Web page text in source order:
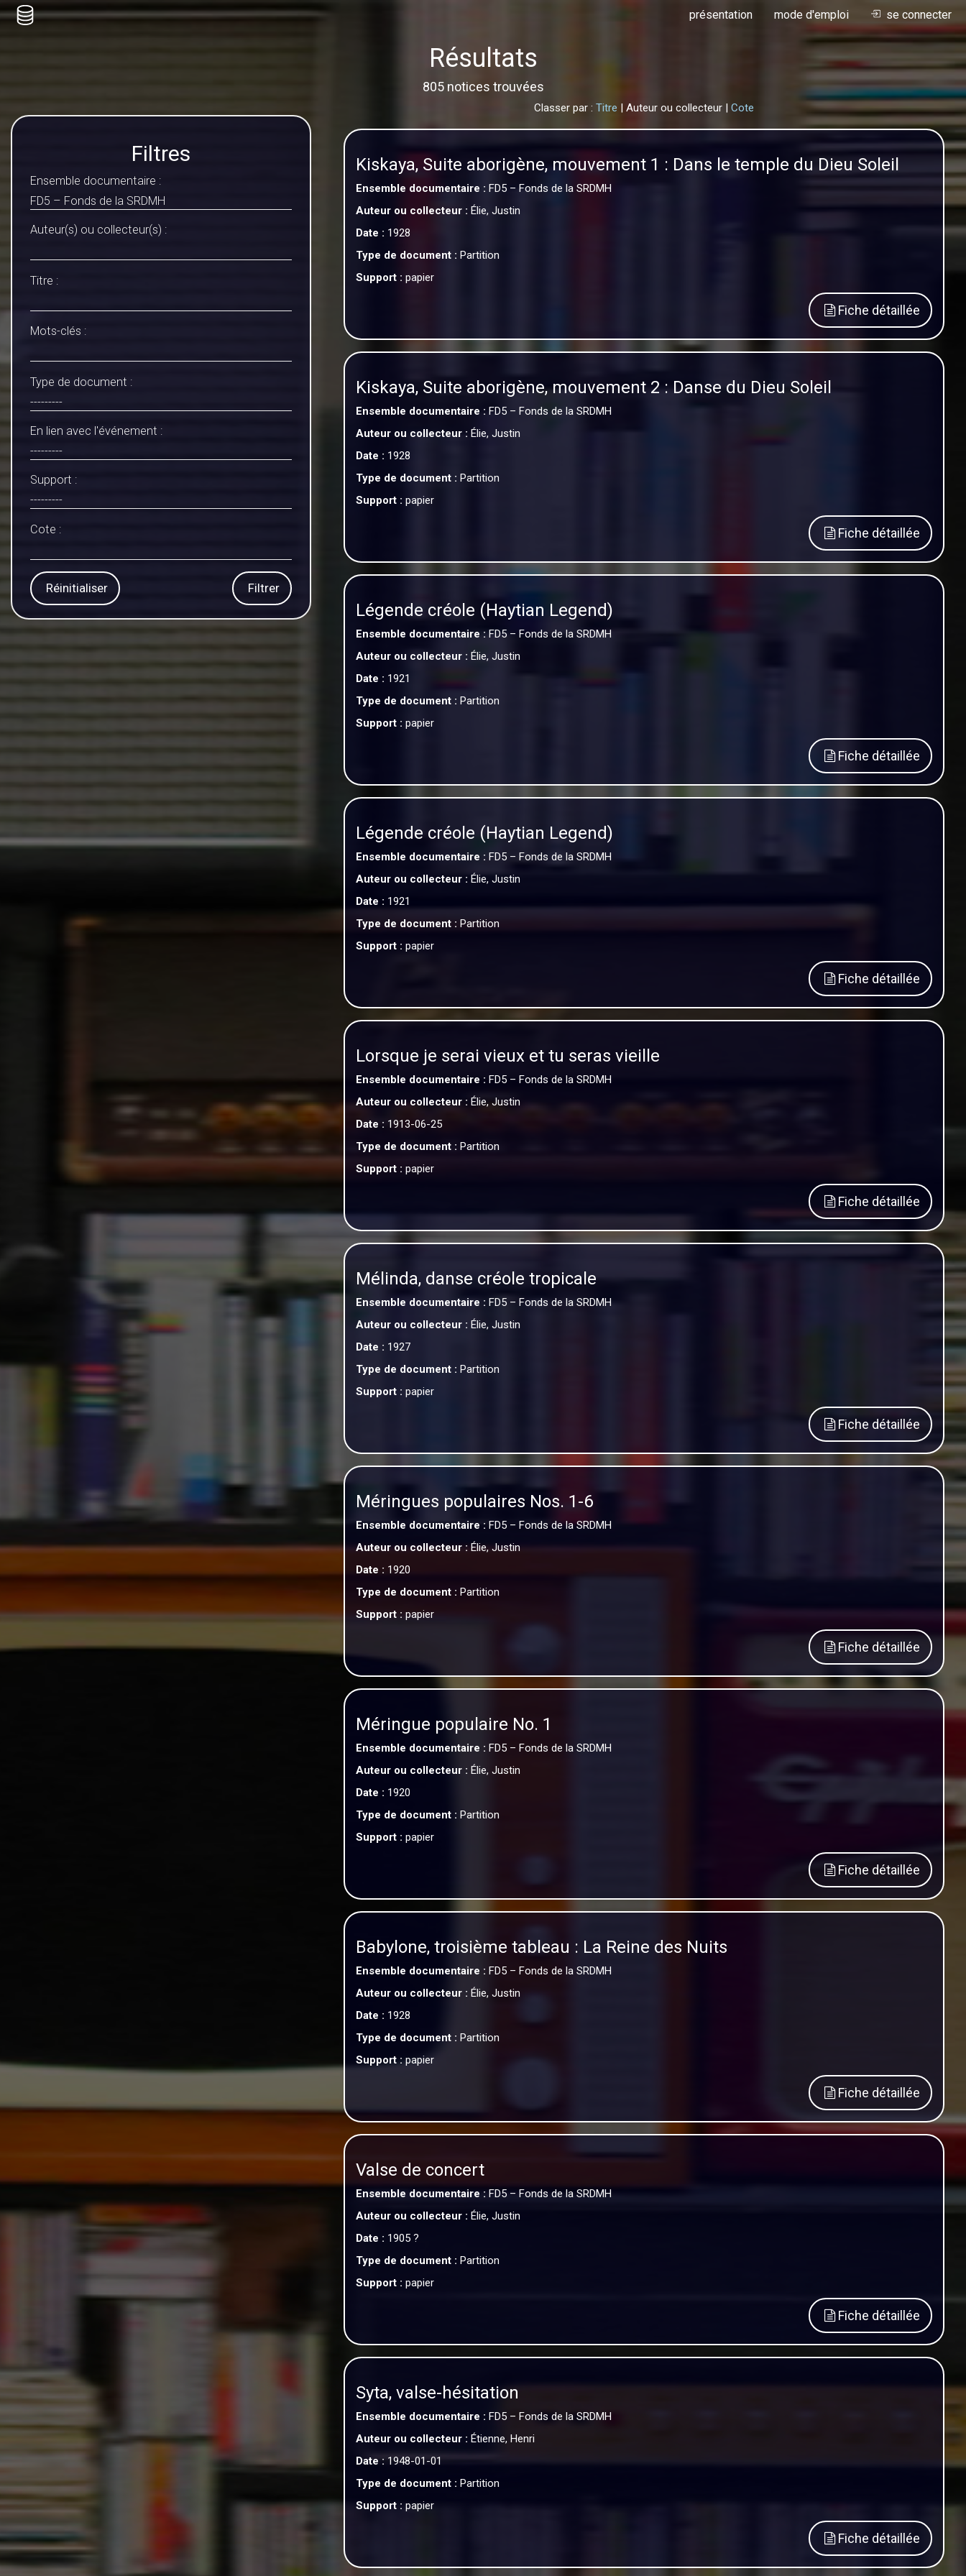
présentation mode d'emploi se connecter
Résultats
805 notices trouvées
Filtres
Ensemble documentaire :
Auteur(s) ou collecteur(s) :
Titre :
Mots-clés :
Type de document :
En lien avec l'événement :
Support :
Cote :
Filtrer
Réinitialiser
Classer par : Titre | Auteur ou collecteur | Cote
Kiskaya, Suite aborigène, mouvement 1 : Dans le temple du Dieu Soleil
Ensemble documentaire : FD5 – Fonds de la SRDMH
Auteur ou collecteur : Élie, Justin
Date : 1928
Type de document : Partition
Support : papier
Fiche détaillée
Kiskaya, Suite aborigène, mouvement 2 : Danse du Dieu Soleil
Ensemble documentaire : FD5 – Fonds de la SRDMH
Auteur ou collecteur : Élie, Justin
Date : 1928
Type de document : Partition
Support : papier
Fiche détaillée
Légende créole (Haytian Legend)
Ensemble documentaire :FD5 – Fonds de la SRDMH
Auteur ou collecteur : Élie, Justin
Date : 1921
Type de document : Partition
Support : papier
Fiche détaillée
Légende créole (Haytian Legend)
Ensemble documentaire : FD5 – Fonds de la SRDMH
Auteur ou collecteur : Élie, Justin
Date : 1921
Type de document : Partition
Support : papier
Fiche détaillée
Lorsque je serai vieux et tu seras vieille
Ensemble documentaire : FD5 – Fonds de la SRDMH
Auteur ou collecteur : Élie, Justin
Date : 1913-06-25
Type de document : Partition
Support : papier
Fiche détaillée
Mélinda, danse créole tropicale
Ensemble documentaire : FD5 – Fonds de la SRDMH
Auteur ou collecteur : Élie, Justin
Date : 1927
Type de document : Partition
Support : papier
Fiche détaillée
Méringues populaires Nos. 1-6
Ensemble documentaire : FD5 – Fonds de la SRDMH
Auteur ou collecteur :Élie, Justin
Date : 1920
Type de document : Partition
Support : papier
Fiche détaillée
Méringue populaire No. 1
Ensemble documentaire : FD5 – Fonds de la SRDMH
Auteur ou collecteur : Élie, Justin
Date : 1920
Type de document : Partition
Support : papier
Fiche détaillée
Babylone, troisième tableau : La Reine des Nuits
Ensemble documentaire : FD5 – Fonds de la SRDMH
Auteur ou collecteur : Élie, Justin
Date : 1928
Type de document : Partition
Support :papier
Fiche détaillée
Valse de concert
Ensemble documentaire : FD5 – Fonds de la SRDMH
Auteur ou collecteur : Élie, Justin
Date : 1905 ?
Type de document : Partition
Support : papier
Fiche détaillée
Syta, valse-hésitation
Ensemble documentaire : FD5 – Fonds de la SRDMH
Auteur ou collecteur : Étienne, Henri
Date :1948-01-01
Type de document : Partition
Support : papier
Fiche détaillée